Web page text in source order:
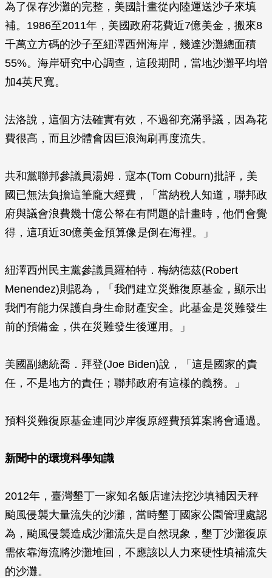
為了保存沙灘的完整，美國計畫從內陸運送沙子來填
補。1986至2011年，美國政府花費近7億美金，搬來8
千萬立方碼的沙子至紐澤西州海岸，幾達沙灘總面積
55%。海岸研究中心調查，這段期間，當地沙灘平均增
加4英尺寬。
法洛說，這個方法確實有效，不過卻充滿爭議，因為花
費很高，而且沙體會因巨浪淘刷再度流失。
共和黨聯邦參議員湯姆．寇本(Tom Coburn)批評，美
國已無法負擔這筆龐大經費，「當納稅人知道，聯邦政
府與議會浪費幾十億公帑在有問題的計畫時，他們會覺
得，這項近30億美金預算像是倒在海裡。」
紐澤西州民主黨參議員羅柏特．梅納德茲(Robert
Menendez)則認為，「我們建立災難復原基金，顯示出
我們有能力保護自身生命財產安全。此基金是災難發生
前的預備金，供在災難發生後運用。」
美國副總統喬．拜登(Joe Biden)說，「這是國家的責
任，不是地方的責任；聯邦政府有這樣的義務。」
預料災難復原基金連同沙岸復原經費預算案將會通過。
新聞中的環境科學知識
2012年，臺灣墾丁一家知名飯店違法挖沙填補因天秤
颱風侵襲大量流失的沙灘，當時墾丁國家公園管理處認
為，颱風侵襲造成沙灘流失是自然現象，墾丁沙灘復原
需依靠海流將沙灘堆回，不應該以人力來硬性填補流失
的沙灘。